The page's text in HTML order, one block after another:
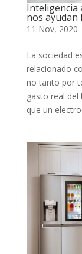
Inteligencia
nos ayudan
11 Nov, 2020
La sociedad
relacionado
no tanto por
gasto real
que un